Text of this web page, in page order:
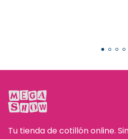
Tu tienda de cotillón online.